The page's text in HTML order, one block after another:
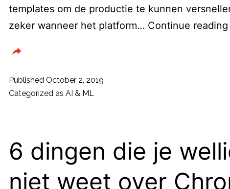
templates om de productie te kunnen
zeker wanneer het platform… Continue reading
Published October 2, 2019
Categorized as AI & ML
6 dingen die je
niet weet over